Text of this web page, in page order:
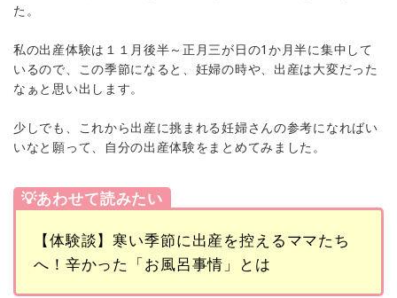
た。
私の出産体験は１１月後半～正月三が日の1か月半に集中して
いるので、この季節になると、妊婦の時や、出産は大変だった
なぁと思い出します。
少しでも、これから出産に挑まれる妊婦さんの参考になればい
いなと願って、自分の出産体験をまとめてみました。
💡あわせて読みたい
【体験談】寒い季節に出産を控えるママたち
へ！辛かった「お風呂事情」とは